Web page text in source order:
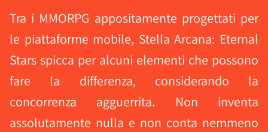
Tra i MMORPG appositamente progettati per
le piattaforme mobile, Stella Arcana: Eternal
Stars spicca per alcuni elementi che possono
fare la differenza, considerando la
concorrenza agguerrita. Non inventa
assolutamente nulla e non conta nemmeno